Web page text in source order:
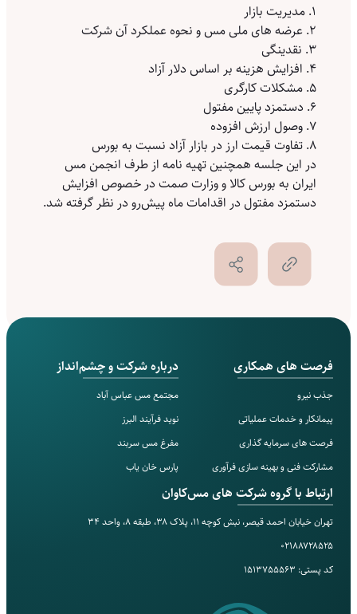
1. مدیریت بازار
2. عرضه های ملی مس و نحوه عملکرد آن شرکت
3. نقدینگی
4. افزایش هزینه بر اساس دلار آزاد
5. مشکلات کارگری
6. دستمزد پایین مفتول
7. وصول ارزش افزوده
8. تفاوت قیمت ارز در بازار آزاد نسبت به بورس
در این جلسه همچنین تهیه نامه از طرف انجمن مس
ایران به بورس کالا و وزارت صمت در خصوص افزایش
دستمزد مفتول در اقدامات ماه پیش‌رو در نظر گرفته شد.
فرصت های همکاری
جذب نیرو
پیمانکار و خدمات عملیاتی
فرصت های سرمایه گذاری
مشارکت فنی و بهینه سازی فرآوری
درباره شرکت و چشم‌انداز
مجتمع مس‌ عباس آباد
نوید فرآیند البرز
مفرغ مس سربند
پارس خان یاب
ارتباط با گروه شرکت های مس‌کاوان
تهران خیابان احمد قیصر، نبش کوچه ۱۱، پلاک ۳۸، طبقه ۸، واحد ۳۴
۰۲۱۸۸۷۲۸۵۲۵
کد پستی: ۱۵۱۳۷۵۵۵۶۳